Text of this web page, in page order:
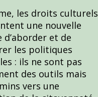
les droits culturels
une nouvelle
d’aborder et de
les politiques
: ils ne sont pas
des outils mais
vers une